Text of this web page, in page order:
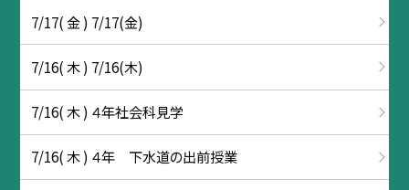
7/17( 金 ) 7/17(金)
7/16( 木 ) 7/16(木)
7/16( 木 ) ４年社会科見学
7/16( 木 ) ４年 下水道の出前授業